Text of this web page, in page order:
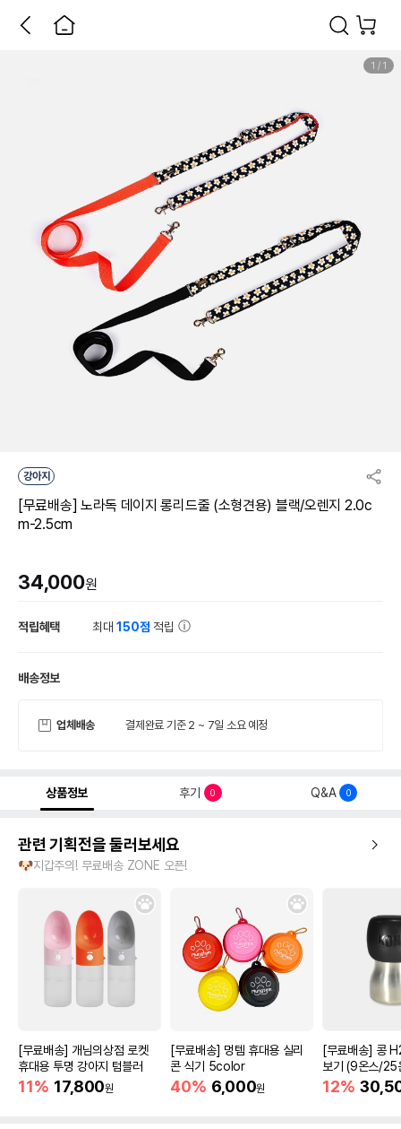
1 / 1
강아지
[무료배송] 노라독 데이지 롱리드줄 (소형견용) 블랙/오렌지 2.0c
m-2.5cm
34,000원
적립혜택 최대150점 적립
배송정보
업체배송 결제완료 기준 2 ~ 7일 소요 예정
상품정보 후기 0 Q&A 0
관련 기획전을 둘러보세요
🐶지갑주의! 무료배송 ZONE 오픈!
[무료배송] 개님의상점 로켓
휴대용 투명 강아지 텀블러
11% 17,800원
[무료배송] 멍템 휴대용 실리
콘 식기 5color
40% 6,000원
[무료배송] 콩
보기 (9온스/25
12%